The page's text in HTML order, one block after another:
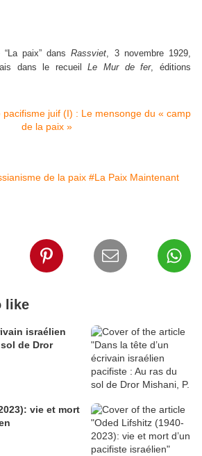
“La paix” dansRassviet, 3 novembre 1929,
dans le recueilLe Mur de fer, éditions
de la paix #La Paix Maintenant
like
israélien
de Dror
vie et mort